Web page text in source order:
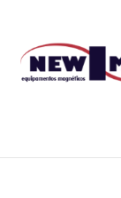
conteúdo